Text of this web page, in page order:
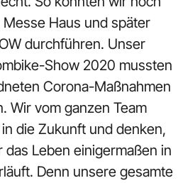
Haus und später
durchführen. Unser
Show 2020 mussten
Corona-Maßnahmen
Wir vom ganzen Team
die Zukunft und denken,
das Leben einigermaßen in
Denn unsere gesamte